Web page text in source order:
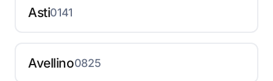
Asti0141
Avellino0825